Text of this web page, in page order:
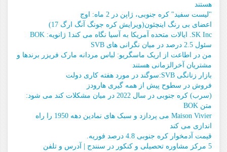
هستند
"لیست سفید" کره جنوبی، ژاپن در 2 ماه: اوج
اعضای بی رنگ اینچئون(ویرایش کره جونگ آنگ ارگ 17)
SK Inc. ایالات متحده آمریکا به آسیا نگاه می کند
1 ژانویه: BOK
سئول 2.5 درصد در میان نگرانی های SVB
من در اطاعت از اریک ماسگریو: لباس مردانه مارک فریزر برندها و
مشتریان آخرالزمانی هستند
بازار زنانگی SVB:
سوگند در مورد هفته کاری دولت
فروش در سطوح پیش از همه گیری هارودز
(سرب) کره جنوبی در سال 2022 در میان مشکلات کند می شود:
متن BOK
Maison Vivier می پردازد و سبک های نمادین دهه 1950 را راه
اندازی می کند
قیمت آدمخوار کره جنوبی 4.8 درصد فوریه.
5 مرکز مشاوره تحصیلی و کنکور در سنندج | آدرس و تلفن